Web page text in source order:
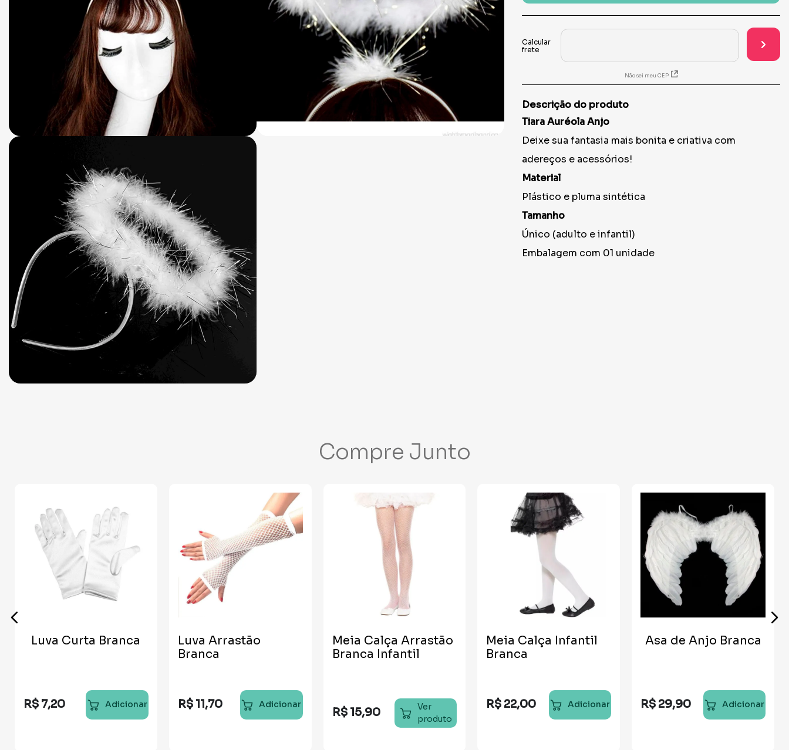
º festa neon
Não sei meu CEP
Descrição do produto
Tiara Auréola Anjo
Deixe sua fantasia mais bonita e criativa com
adereços e acessórios!
Material
Plástico e pluma sintética
Tamanho
Único (adulto e infantil)
Embalagem com 01 unidade
Compre Junto
Luva Curta Branca
R$ 7,20 Adicionar
Luva Arrastão
Branca
R$ 11,70 Adicionar
Meia Calça Arrastão
Branca Infantil
R$ 15,90
Ver
produto
Meia Calça Infantil
Branca
R$ 22,00 Adicionar
Asa de Anjo Branca
R$ 29,90 Adicionar